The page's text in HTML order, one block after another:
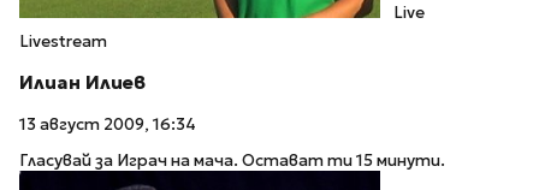
Live
Livestream
Илиан Илиев
13 август 2009, 16:34
Гласувай за Играч на мача. Остават ти 15 минути.